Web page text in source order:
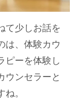
て少しお話を
は、体験カウ
ピーを体験し
ウンセラーと
。